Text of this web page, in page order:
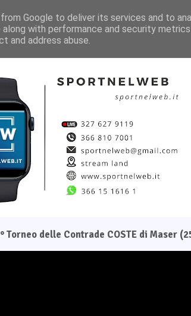
Il progetto Pagina Facebook
Torneo delle Contrade COSTE di Maser
Google to deliver its services and to
along with performance and security
and address abuse.